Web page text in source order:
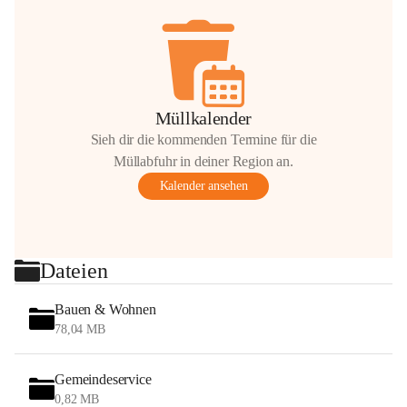
Müllkalender
Sieh dir die kommenden Termine für die
Müllabfuhr in deiner Region an.
Kalender ansehen
Dateien
Bauen & Wohnen
78,04 MB
Gemeindeservice
0,82 MB